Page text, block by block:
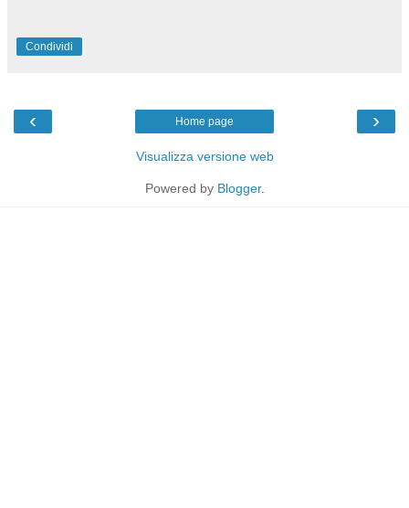
Condividi
‹ ›
Home page
Visualizza versione web
Powered by Blogger.